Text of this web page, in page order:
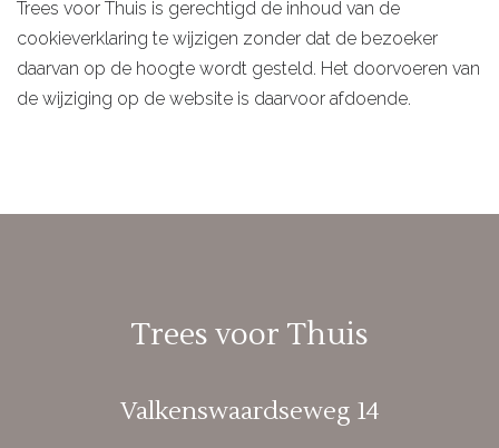
Trees voor Thuis is gerechtigd de inhoud van de
cookieverklaring te wijzigen zonder dat de bezoeker
daarvan op de hoogte wordt gesteld. Het doorvoeren van
de wijziging op de website is daarvoor afdoende.
Trees voor Thuis
Valkenswaardseweg 14